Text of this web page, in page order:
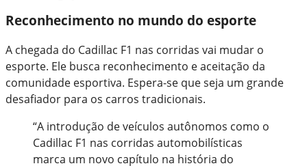
Reconhecimento no mundo do esporte
A chegada do Cadillac F1 nas corridas vai mudar o
esporte. Ele busca reconhecimento e aceitação da
comunidade esportiva. Espera-se que seja um grande
desafiador para os carros tradicionais.
“A introdução de veículos autônomos como o
Cadillac F1 nas corridas automobilísticas
marca um novo capítulo na história do